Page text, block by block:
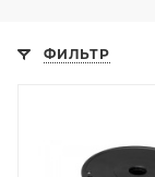
ФИЛЬТР